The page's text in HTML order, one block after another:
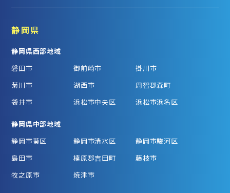
静岡県
静岡県西部地域
磐田市
御前崎市
掛川市
菊川市
湖西市
周智郡森町
袋井市
浜松市中央区 浜松市浜名区
静岡県中部地域
静岡市葵区
静岡市清水区
静岡市駿河区
島田市
榛原郡吉田町
藤枝市
牧之原市
焼津市